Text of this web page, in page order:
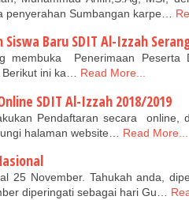
penyerahan Sumbangan karpe…
Baru SDIT Al-Izzah
membuka Penerimaan Peserta
ini ka…
Read More...
SDIT Al-Izzah 2018/2019
Pendaftaran secara online,
halaman website…
Read More...
25 November. Tahukah anda,
diperingati sebagai hari Gu…